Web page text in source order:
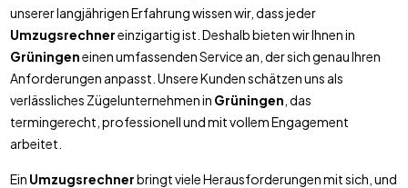
unserer langjährigen Erfahrung wissen wir, dass jeder
Umzugsrechnereinzigartig ist. Deshalb bieten wir Ihnen in
Grüningeneinen umfassenden Service an, der sich genau Ihren
Anforderungen anpasst. Unsere Kunden schätzen uns als
verlässliches Zügelunternehmen in Grüningen , das
termingerecht, professionell und mit vollem Engagement
arbeitet.
Ein Umzugsrechnerbringt viele Herausforderungen mit sich, und